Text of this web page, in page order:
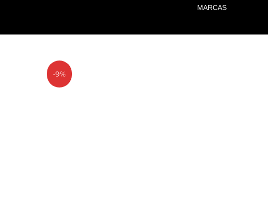
MARCAS
-9%